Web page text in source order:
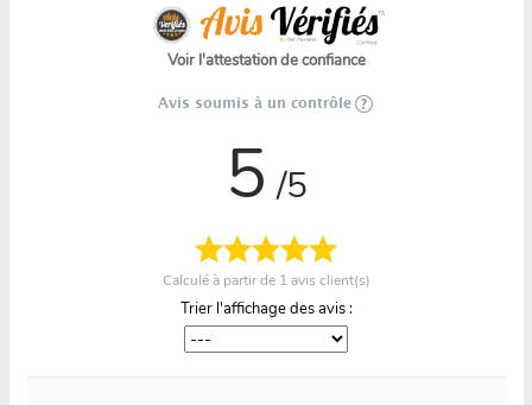
Voir l'attestation de confiance
Avis soumis à un contrôle
5 /5
Calculé à partir de 1 avis client(s)
Trier l'affichage des avis :